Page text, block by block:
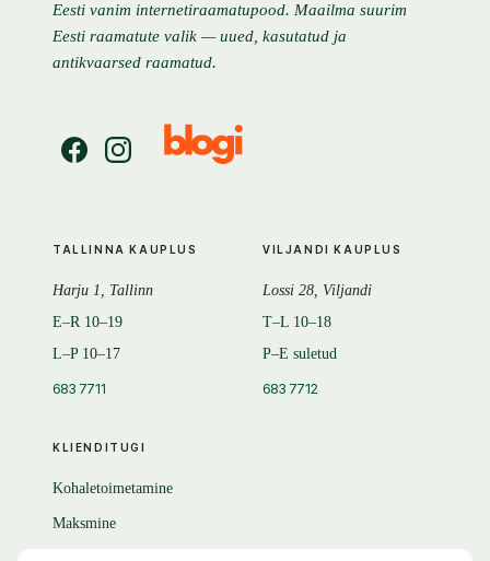
Eesti vanim internetiraamatupood. Maailma suurim
Eesti raamatute valik — uued, kasutatud ja
antikvaarsed raamatud.
KLIENDITUGI
Kohaletoimetamine
Maksmine
TALLINNA KAUPLUS
Harju 1, Tallinn
E–R 10–19
L–P 10–17
683 7711
VILJANDI KAUPLUS
Lossi 28, Viljandi
T–L 10–18
P–E suletud
683 7712